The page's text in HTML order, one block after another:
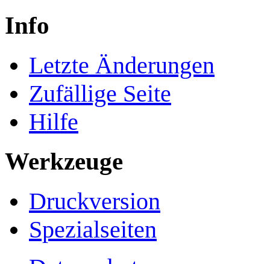
Info
Letzte Änderungen
Zufällige Seite
Hilfe
Werkzeuge
Druckversion
Spezialseiten